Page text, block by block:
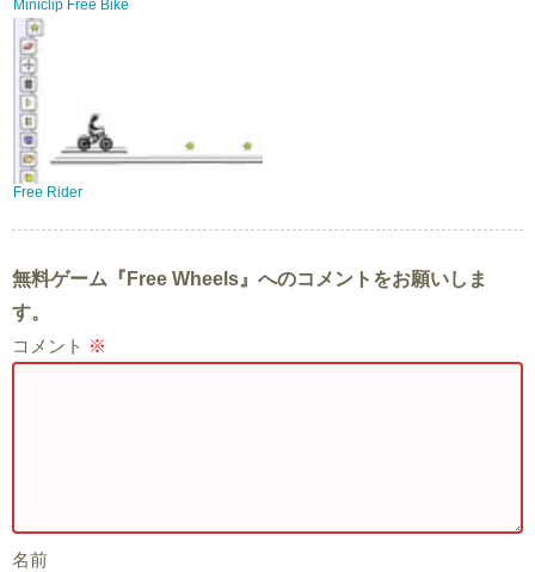
Miniclip Free Bike
Free Rider
無料ゲーム『Free Wheels』へのコメントをお願いしま
す。
コメント ※
名前